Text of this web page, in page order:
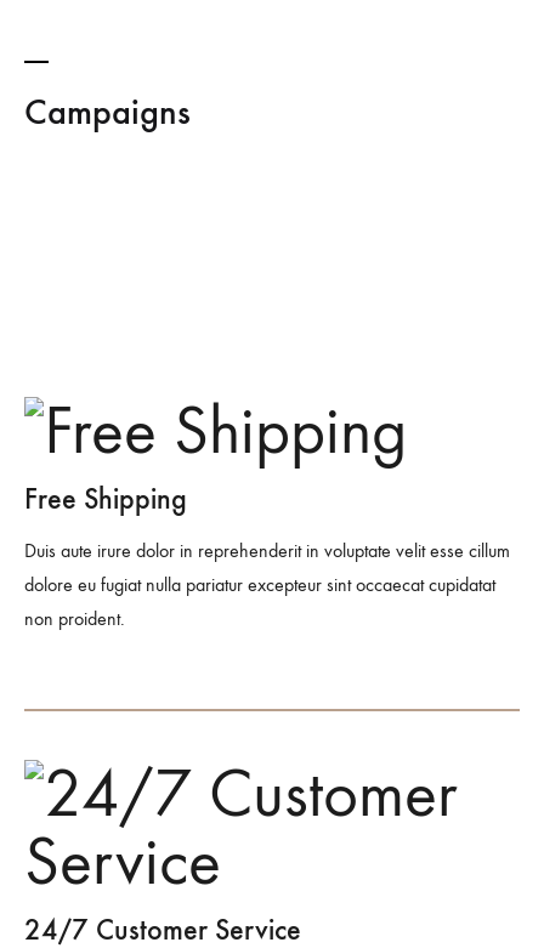
Campaigns
Shop Now
All Home Accessories
Free Shipping
Duis aute irure dolor in reprehenderit in voluptate velit esse cillum
dolore eu fugiat nulla pariatur excepteur sint occaecat cupidatat
non proident.
24/7 Customer Service